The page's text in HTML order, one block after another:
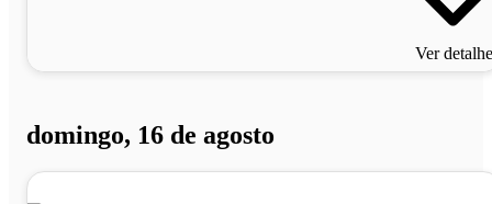
Ver
domingo, 16 de agosto